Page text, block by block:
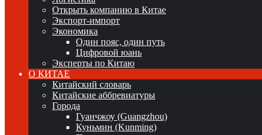
Открыть компанию в Китае
Экспорт-импорт
Экономика
Один пояс, один путь
Цифровой юань
Эксперты по Китаю
О КИТАЕ
Китайский словарь
Китайские аббревиатуры
Города
Гуанчжоу (Guangzhou)
Куньмин (Kunming)